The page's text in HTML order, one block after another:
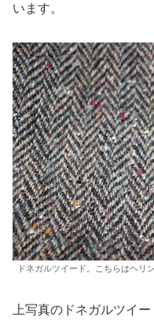
います。
ドネガルツイード。こちらはヘリ
上写真のドネガルツイ